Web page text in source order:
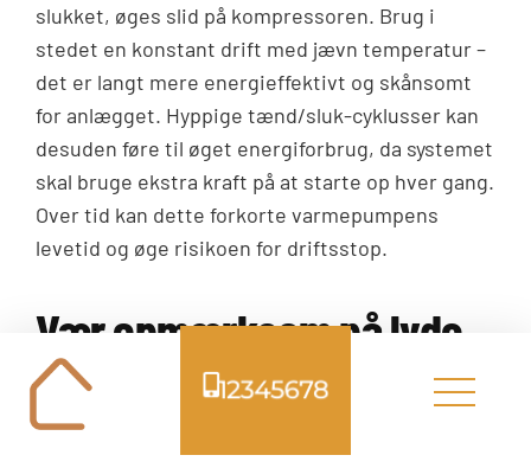
12345678
slukket, øges slid på kompressoren. Brug i
stedet en konstant drift med jævn temperatur –
det er langt mere energieffektivt og skånsomt
for anlægget. Hyppige tænd/sluk-cyklusser kan
desuden føre til øget energiforbrug, da systemet
skal bruge ekstra kraft på at starte op hver gang.
Over tid kan dette forkorte varmepumpens
levetid og øge risikoen for driftsstop.
Vær opmærksom på lyde
og lugte